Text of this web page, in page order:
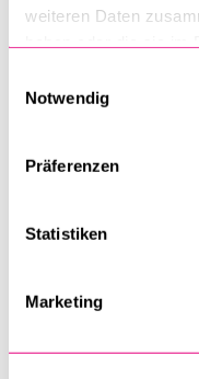
weiteren Daten
Notwendig
Präferenzen
Statistiken
Marketing
Startseite
Studium
Semesterdaten